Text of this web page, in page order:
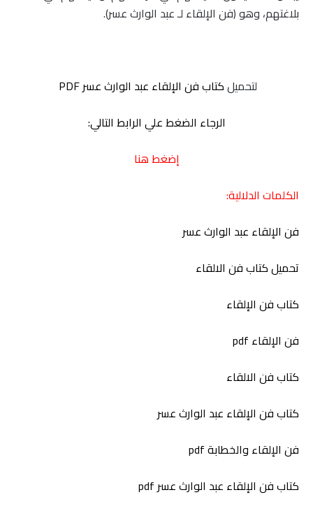
بلاغتهم، وهو (فن الإلقاء لـ عبد الوارث عسر).
لتحميلكتاب فن الإلقاء عبد الوارث عسرPDF
الرجاء الضغط علي الرابط التالي:
إضغط هنا
الكلمات الدلالية:
فن الإلقاء عبد الوارث عسر
تحميل كتاب فن الالقاء
كتاب فن الإلقاء
فن الإلقاء pdf
كتاب فن الالقاء
كتاب فن الإلقاء عبد الوارث عسر
فن الإلقاء والخطابة pdf
كتاب فن الإلقاء عبد الوارث عسر pdf